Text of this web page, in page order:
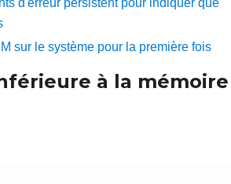
d'erreur persistent pour indiquer que
sur le système pour la première fois
à la mémoire